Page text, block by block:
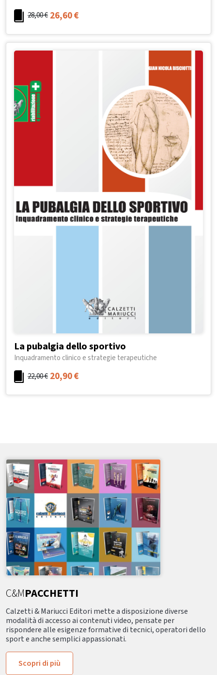
28,00€ 26,60€
La pubalgia dello sportivo
Inquadramento clinico e strategie terapeutiche
22,00€ 20,90€
C&MPACCHETTI
Calzetti & Mariucci Editori mette a disposizione diverse
modalità di accesso ai contenuti video, pensate per
rispondere alle esigenze formative di tecnici, operatori dello
sport e anche semplici appassionati.
Scopri di più